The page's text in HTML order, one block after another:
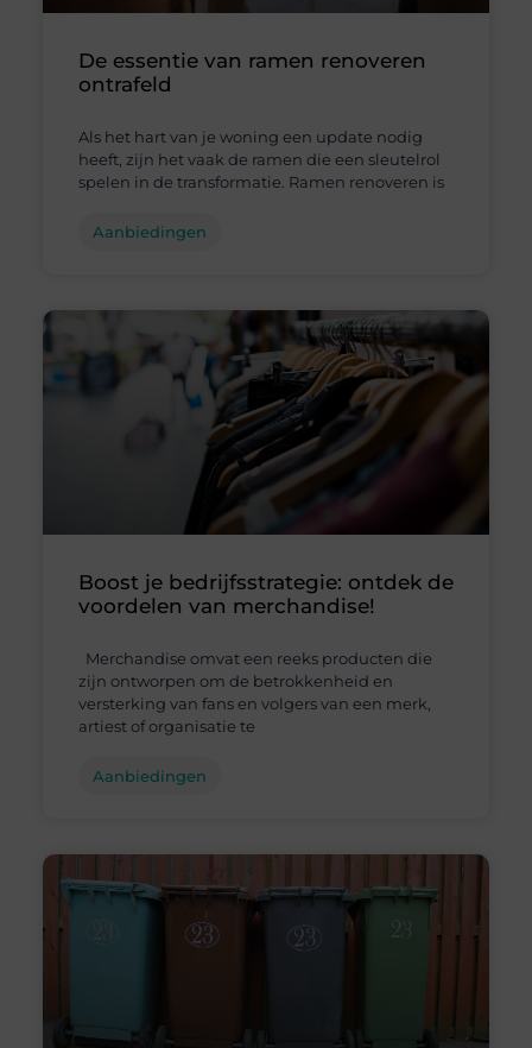
De essentie van ramen renoveren
ontrafeld
Als het hart van je woning een update nodig
heeft, zijn het vaak de ramen die een sleutelrol
spelen in de transformatie. Ramen renoveren is
Aanbiedingen
Boost je bedrijfsstrategie: ontdek de
voordelen van merchandise!
Merchandise omvat een reeks producten die
zijn ontworpen om de betrokkenheid en
versterking van fans en volgers van een merk,
artiest of organisatie te
Aanbiedingen